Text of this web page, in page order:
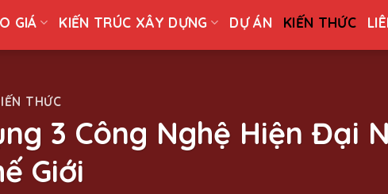
GIÁ KIẾN TRÚC XÂY DỰNG DỰ ÁN KIẾN THỨC
THỨC
3 Công Nghệ Hiện Đại
Giới